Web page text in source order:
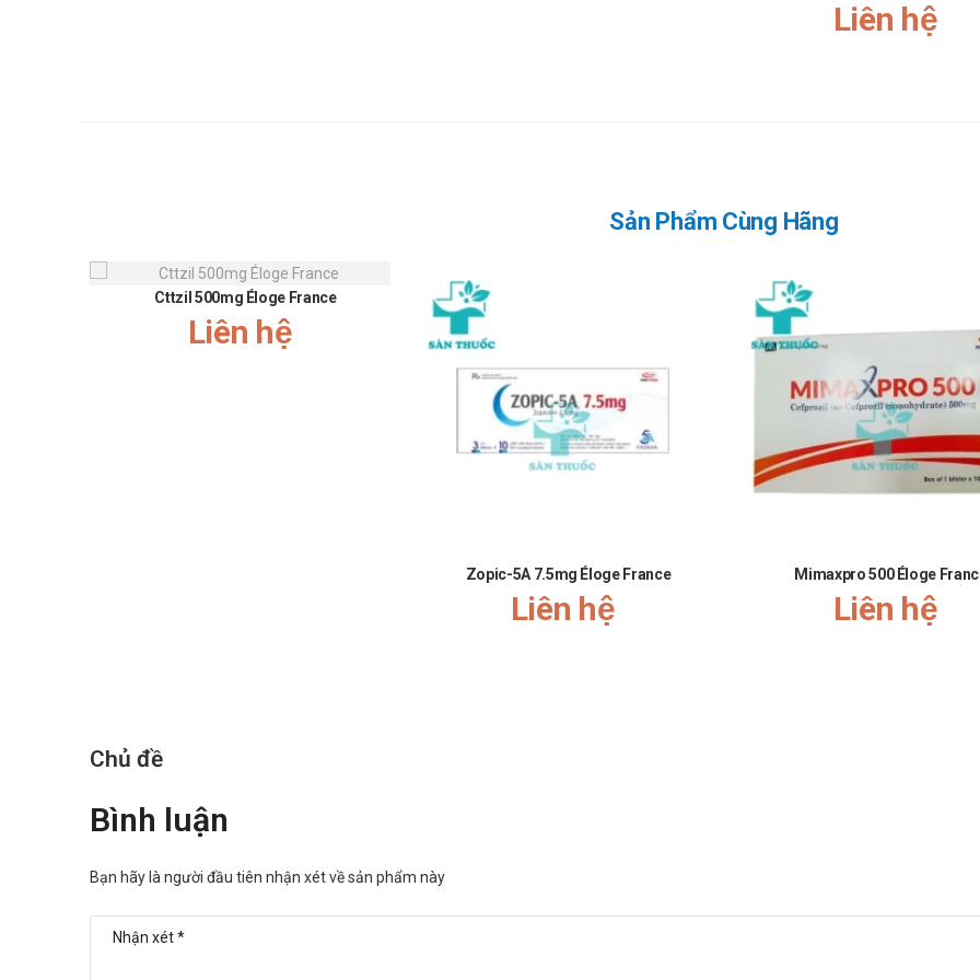
Trẻ nhiễm khuẩn nặng, viêm tai giữa, viêm xoang, nhiễm khuẩn do vi khuẩn kém nhạy cảm có thể dùng liều 40mg/kg/
Cefaclor dùng dài ngày có thể gây viêm đại tràng giả mạc. Thận trọng với bệnh nhân suy thận. Bệnh nhân có bệnh đường tiêu
Thận trọng sử dụng cefaclor đối với bệnh nhân có tiền sử mẫn cảm với penicilin.
Thận trọng khi dùng cefaclor cho bệnh nhân suy thận nặng.
Cefaclor dùng dài ngày có thể gây viêm đại tràng giả mạc do Clostridium difficile. Thận trọng đối với bệnh nhân có tiền sử
Cần theo dõi chức năng thận trong khi điều trị bằng cefaclor phối hợp với các kháng sinh có tiềm năng gây độc thận (như
Thận trọng ở những bệnh nhân bị phenylceton niệu, do trong thành phần có aspartam.
Tác dụng phụ khi sử dụng Franfaclor 125mg
Da: Ban da dạng sởi.
Toàn thân: Test Coombs trực tiếp dương tính.
Tiêu hóa: Buồn nôn, nôn.
Da: Ngứa, nổi mày đay.
Liên hệ
Sản Phẩm Cùng Hãng
Cttzil 500mg Éloge France
Liên hệ
Zopic-5A 7.5mg Éloge France
Liên hệ
Mimaxpro 500 Éloge
Liên hệ
Chủ đề
Bình luận
Bạn hãy là người đầu tiên nhận xét về sản phẩm này